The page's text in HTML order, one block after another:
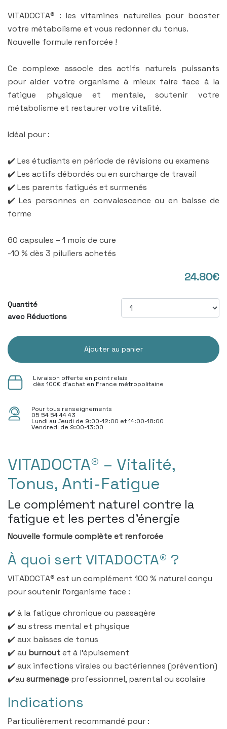
VITADOCTA® : les vitamines naturelles pour booster
votre métabolisme et vous redonner du tonus.
Nouvelle formule renforcée !
Ce complexe associe des actifs naturels puissants
pour aider votre organisme à mieux faire face à la
fatigue physique et mentale, soutenir votre
métabolisme et restaurer votre vitalité.
Idéal pour :
✔️ Les étudiants en période de révisions ou examens
✔️ Les actifs débordés ou en surcharge de travail
✔️ Les parents fatigués et surmenés
✔️ Les personnes en convalescence ou en baisse de
forme
60 capsules – 1 mois de cure
-10 % dès 3 piluliers achetés
24.80€
Quantité
avec Réductions
Ajouter au panier
Livraison offerte en point relais
dès 100€ d'achat en France métropolitaine
Pour tous renseignements
05 54 54 44 43
Lundi au Jeudi de 9:00-12:00 et 14:00-18:00
Vendredi de 9:00-13:00
VITADOCTA® – Vitalité,
Tonus, Anti-Fatigue
Le complément naturel contre la
fatigue et les pertes d’énergie
Nouvelle formule complète et renforcée
À quoi sert VITADOCTA® ?
VITADOCTA® est un complément 100 % naturel conçu
pour soutenir l’organisme face :
✔️ à la fatigue chronique ou passagère
✔️ au stress mental et physique
✔️ aux baisses de tonus
✔️ au burnoutet à l’épuisement
✔️ aux infections virales ou bactériennes (prévention)
✔️au surmenage professionnel, parental ou scolaire
Indications
Particulièrement recommandé pour :